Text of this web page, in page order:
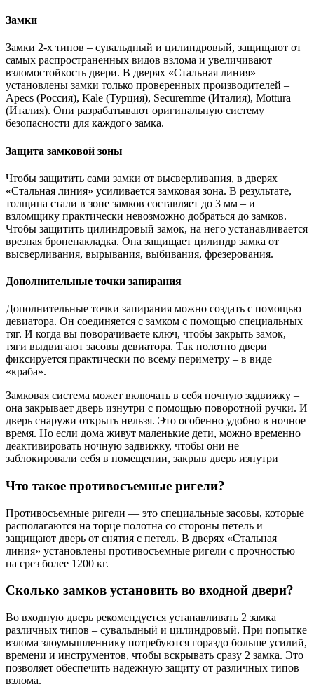
Замки
Замки 2-х типов – сувальдный и цилиндровый, защищают от
самых распространенных видов взлома и увеличивают
взломостойкость двери. В дверях «Стальная линия»
установлены замки только проверенных производителей –
Apecs (Россия), Kale (Турция), Securemme (Италия), Mottura
(Италия). Они разрабатывают оригинальную систему
безопасности для каждого замка.
Защита замковой зоны
Чтобы защитить сами замки от высверливания, в дверях
«Стальная линия» усиливается замковая зона. В результате,
толщина стали в зоне замков составляет до 3 мм – и
взломщику практически невозможно добраться до замков.
Чтобы защитить цилиндровый замок, на него устанавливается
врезная броненакладка. Она защищает цилиндр замка от
высверливания, вырывания, выбивания, фрезерования.
Дополнительные точки запирания
Дополнительные точки запирания можно создать с помощью
девиатора. Он соединяется с замком с помощью специальных
тяг. И когда вы поворачиваете ключ, чтобы закрыть замок,
тяги выдвигают засовы девиатора. Так полотно двери
фиксируется практически по всему периметру – в виде
«краба».
Замковая система может включать в себя ночную задвижку –
она закрывает дверь изнутри с помощью поворотной ручки. И
дверь снаружи открыть нельзя. Это особенно удобно в ночное
время. Но если дома живут маленькие дети, можно временно
деактивировать ночную задвижку, чтобы они не
заблокировали себя в помещении, закрыв дверь изнутри
Что такое противосъемные ригели?
Противосъемные ригели — это специальные засовы, которые
располагаются на торце полотна со стороны петель и
защищают дверь от снятия с петель. В дверях «Стальная
линия» установлены противосъемные ригели с прочностью
на срез более 1200 кг.
Сколько замков установить во входной двери?
Во входную дверь рекомендуется устанавливать 2 замка
различных типов – сувальдный и цилиндровый. При попытке
взлома злоумышленнику потребуются гораздо больше усилий,
времени и инструментов, чтобы вскрывать сразу 2 замка. Это
позволяет обеспечить надежную защиту от различных типов
взлома.